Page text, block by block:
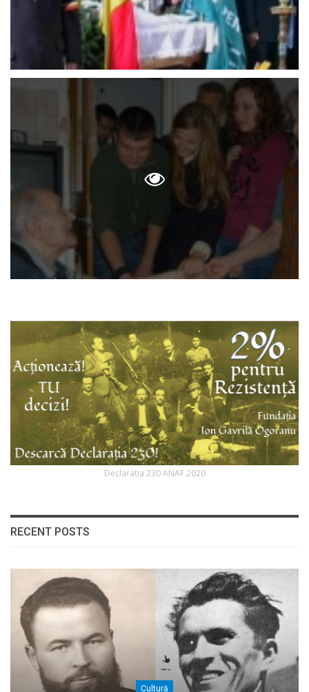
Declaratia 230 ANAF 2020
RECENT POSTS
Cultură